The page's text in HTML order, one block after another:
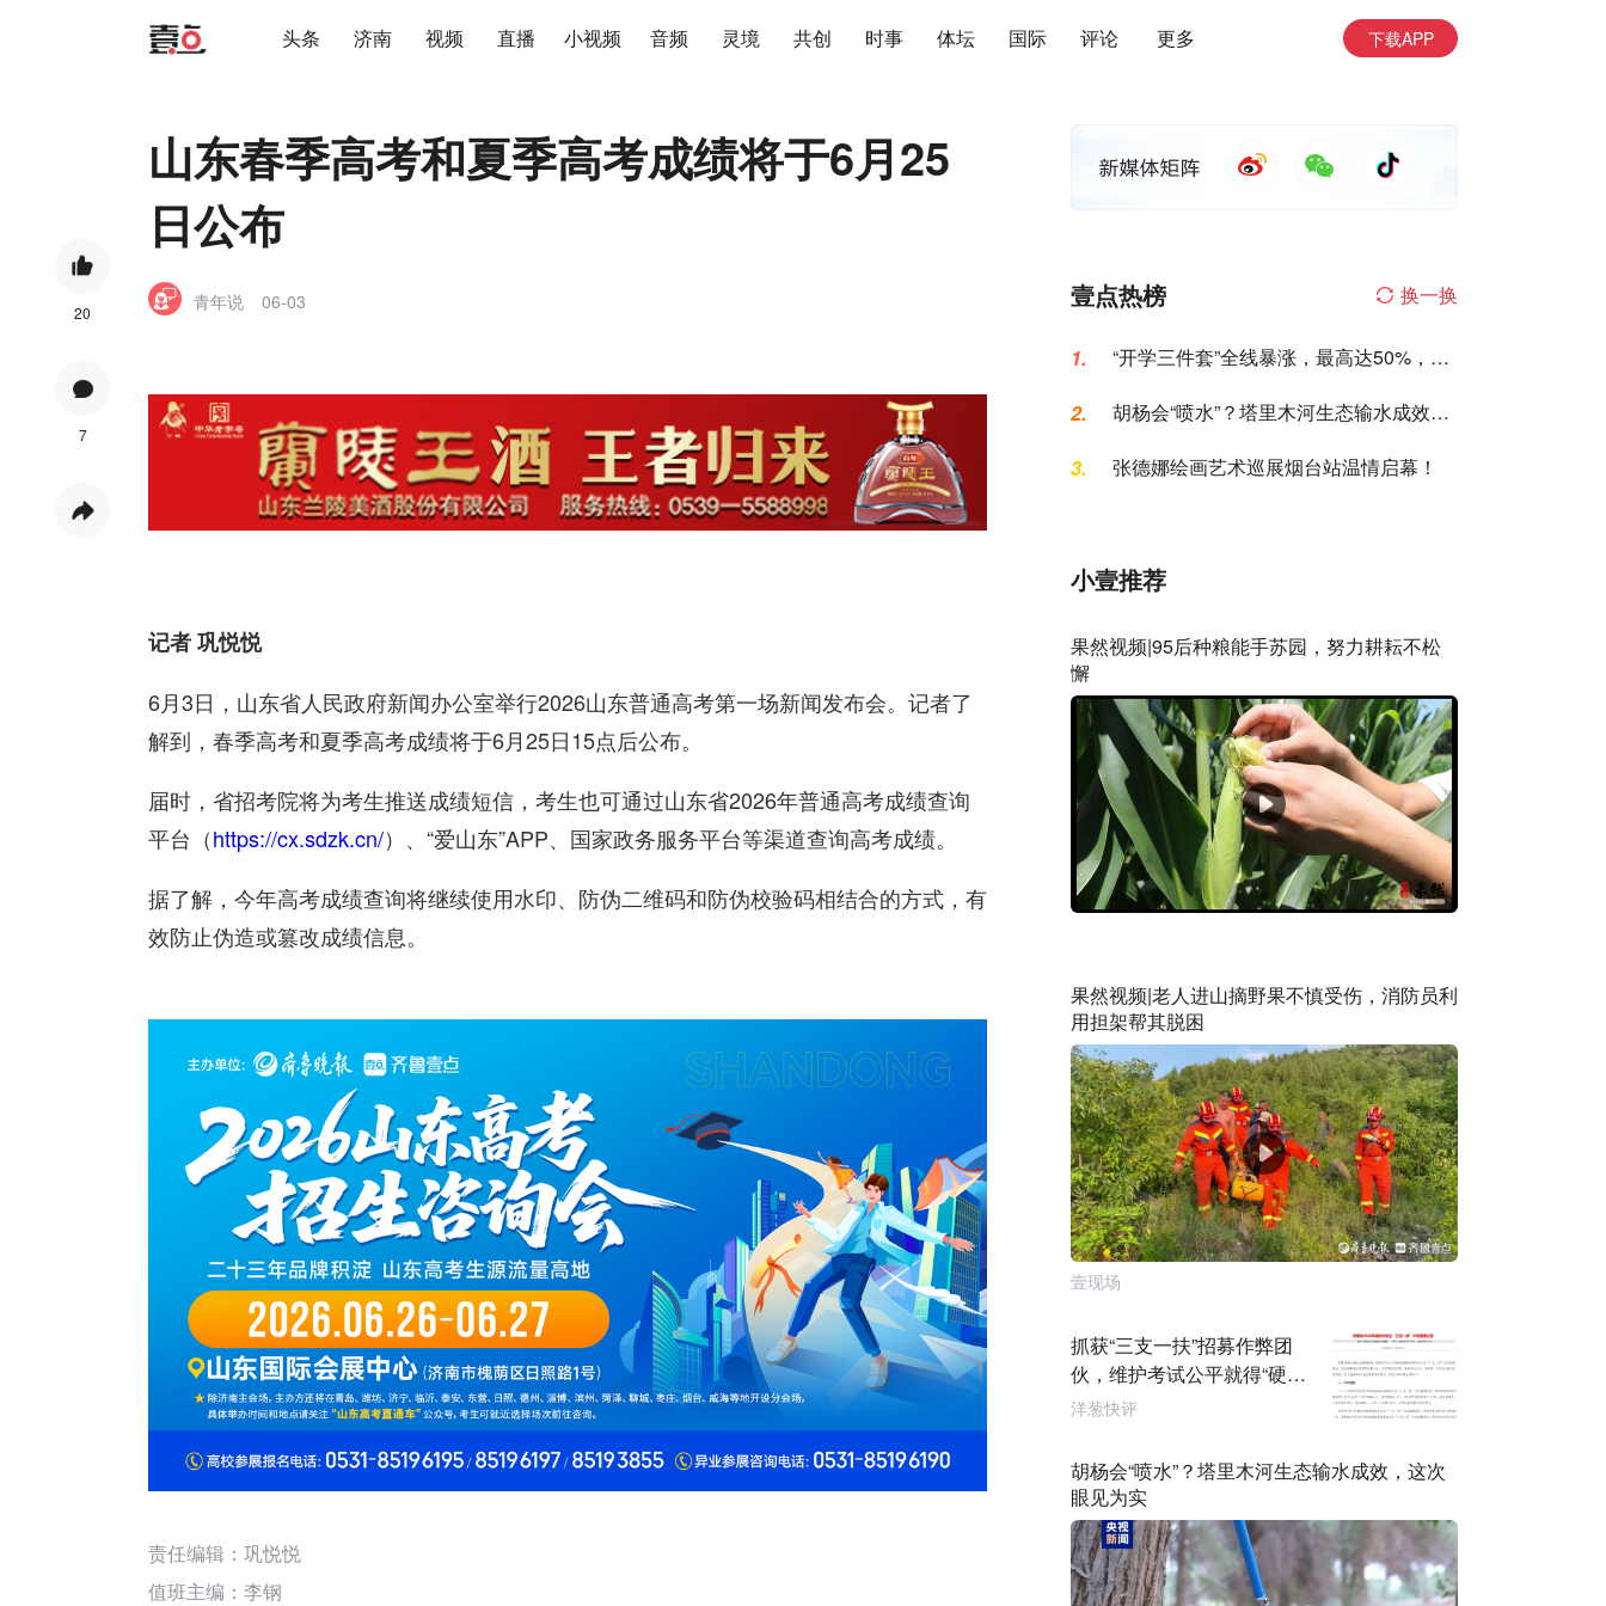
头条 济南 视频 直播 小视频 音频 灵境 共创 时事 体坛 国际 评论 更多 下载APP
20
7
山东春季高考和夏季高考成绩将于6月25
日公布
青年说 06-03
记者 巩悦悦
6月3日，山东省人民政府新闻办公室举行2026山东普通高考第一场新闻发布会。记者了
解到，春季高考和夏季高考成绩将于6月25日15点后公布。
届时，省招考院将为考生推送成绩短信，考生也可通过山东省2026年普通高考成绩查询
平台（https://cx.sdzk.cn/）、“爱山东”APP、国家政务服务平台等渠道查询高考成绩。
据了解，今年高考成绩查询将继续使用水印、防伪二维码和防伪校验码相结合的方式，有
效防止伪造或篡改成绩信息。
责任编辑：巩悦悦
值班主编： 李钢
壹点热榜 换一换
1.
“开学三件套”全线暴涨，最高达50%，家
2.
胡杨会“喷水”？塔里木河生态输水成效，
3.
张德娜绘画艺术巡展烟台站温情启幕！
小壹推荐
果然视频|95后种粮能手苏园，努力耕耘不松
懈
果然视频|老人进山摘野果不慎受伤，消防员利
用担架帮其脱困
壹现场
抓获“三支一扶”招募作弊团
伙，维护考试公平就得“硬碰
硬”
洋葱快评
胡杨会“喷水”？塔里木河生态输水成效，这次
眼见为实